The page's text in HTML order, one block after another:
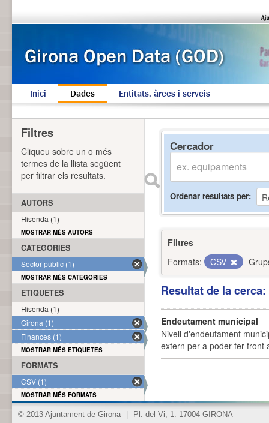
Inici Dades Entitats, àrees i serveis
Cercador
Ordenar resultats per
Filtres
Formats:
CSV
Resultat de la
Endeutament municipal
Nivell d'endeutament
extern per a poder fer front
Filtres
Cliqueu sobre un o més
termes de la llista següent
per filtrar els resultats.
AUTORS
Hisenda (1)
MOSTRAR MÉS AUTORS
CATEGORIES
Sector públic (1)
MOSTRAR MÉS CATEGORIES
ETIQUETES
Hisenda (1)
Girona (1)
Finances (1)
MOSTRAR MÉS ETIQUETES
FORMATS
CSV (1)
MOSTRAR MÉS FORMATS
© 2013 Ajuntament de Girona Pl. del Vi, 1. 17004 GIRONA